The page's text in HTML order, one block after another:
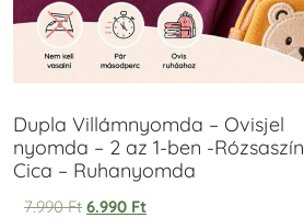
Dupla Villámnyomda – Ovisjel
nyomda – 2 az 1-ben -Rózsaszín
Cica – Ruhanyomda
7.990Ft 6.990 Ft